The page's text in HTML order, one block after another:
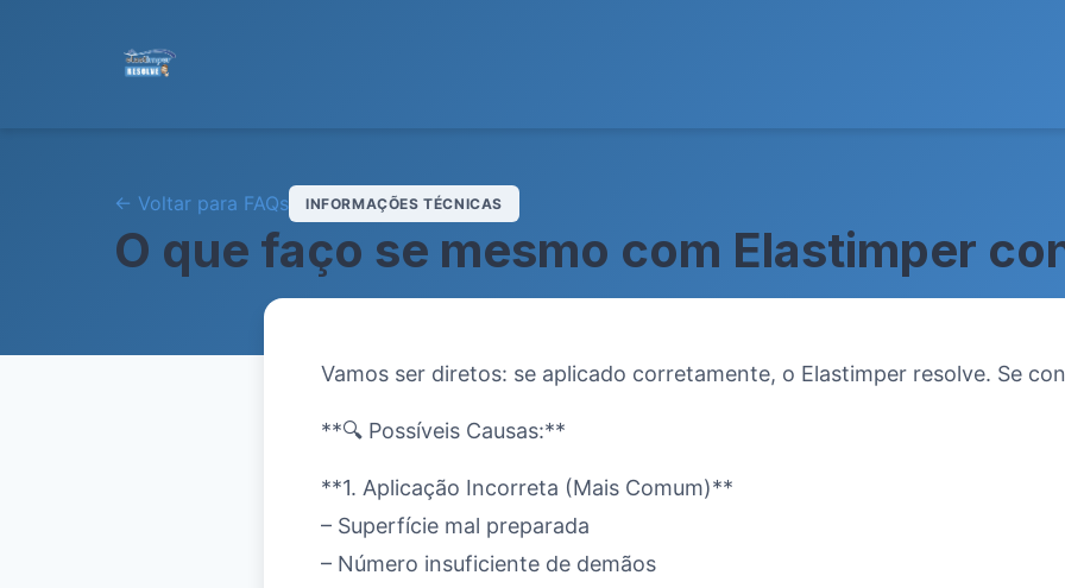
← Voltar para FAQs INFORMAÇÕES TÉCNICAS
O que faço se mesmo com Elastimper
Vamos ser diretos: se aplicado corretamente, o Elastimper resolve. Se
**🔍 Possíveis Causas:**
**1. Aplicação Incorreta (Mais Comum)**
– Superfície mal preparada
– Número insuficiente de demãos